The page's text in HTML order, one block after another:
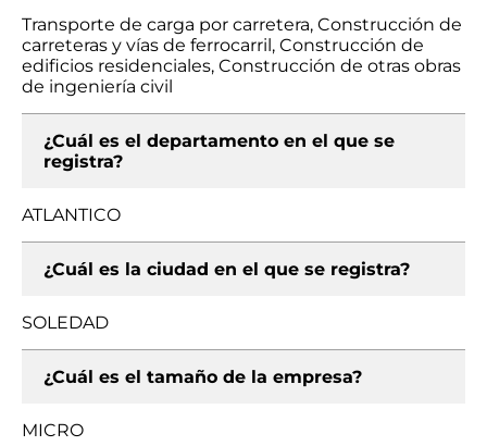
Transporte de carga por carretera, Construcción de
carreteras y vías de ferrocarril, Construcción de
edificios residenciales, Construcción de otras obras
de ingeniería civil
¿Cuál es el departamento en el que se
registra?
ATLANTICO
¿Cuál es la ciudad en el que se registra?
SOLEDAD
¿Cuál es el tamaño de la empresa?
MICRO